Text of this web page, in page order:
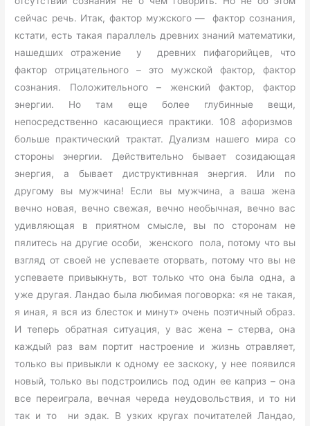
сейчас речь. Итак, фактор мужского — фактор сознания,
кстати, есть такая параллель древних знаний математики,
нашедших отражение у древних пифагорийцев, что
фактор отрицательного – это мужской фактор, фактор
сознания. Положительного – женский фактор, фактор
энергии. Но там еще более глубинные вещи,
непосредственно касающиеся практики. 108 афоризмов
больше практический трактат. Дуализм нашего мира со
стороны энергии. Действительно бывает созидающая
энергия, а бывает диструктивнная энергия. Или по
другому вы мужчина! Если вы мужчина, а ваша жена
вечно новая, вечно свежая, вечно необычная, вечно вас
удивляющая в приятном смысле, вы по сторонам не
пялитесь на другие особи, женского пола, потому что вы
взгляд от своей не успеваете оторвать, потому что вы не
успеваете привыкнуть, вот только что она была одна, а
уже другая. Ландао была любимая поговорка: «я не такая,
я иная, я вся из блесток и минут» очень поэтичный образ.
И теперь обратная ситуация, у вас жена – стерва, она
каждый раз вам портит настроение и жизнь отравляет,
только вы привыкли к одному ее заскоку, у нее появился
новый, только вы подстроились под один ее каприз – она
все переиграла, вечная череда неудовольствия, и то ни
так и то ни эдак. В узких кругах почитателей Ландао,